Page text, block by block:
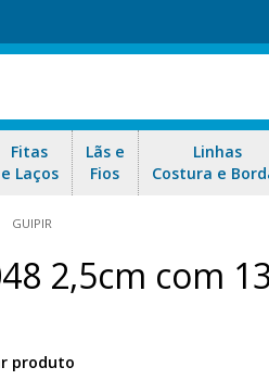
Fitas
e Laços
Lãs e
Fios
Linhas
Costura e
GUIPIR
2,5cm com
produto